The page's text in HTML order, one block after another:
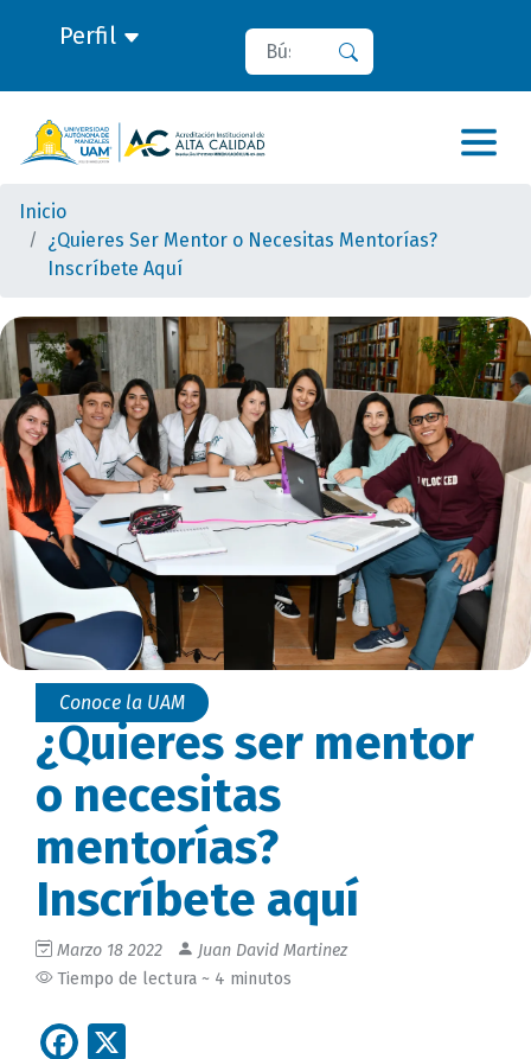
Perfil Buscar
Inicio
¿Quieres Ser Mentor o Necesitas Mentorías?
Inscríbete Aquí
Conoce la UAM
¿Quieres ser mentor
o necesitas
mentorías?
Inscríbete aquí
Marzo 18 2022
Juan David Martinez
Tiempo de lectura ~ 4 minutos
Facebook